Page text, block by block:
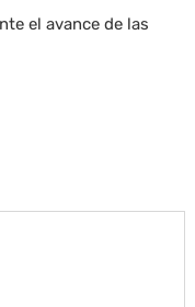
el avance de las